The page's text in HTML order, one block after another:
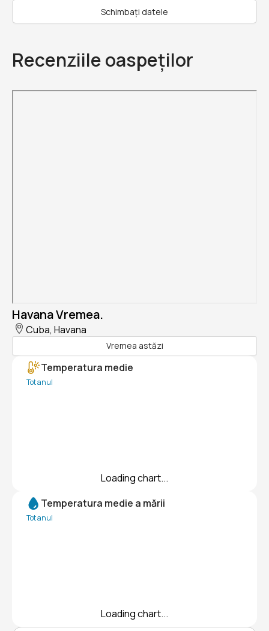
Schimbați datele
Recenziile oaspeților
Havana Vremea.
Cuba, Havana
Vremea astăzi
Temperatura medie
Tot anul
Loading chart...
Temperatura medie a mării
Tot anul
Loading chart...